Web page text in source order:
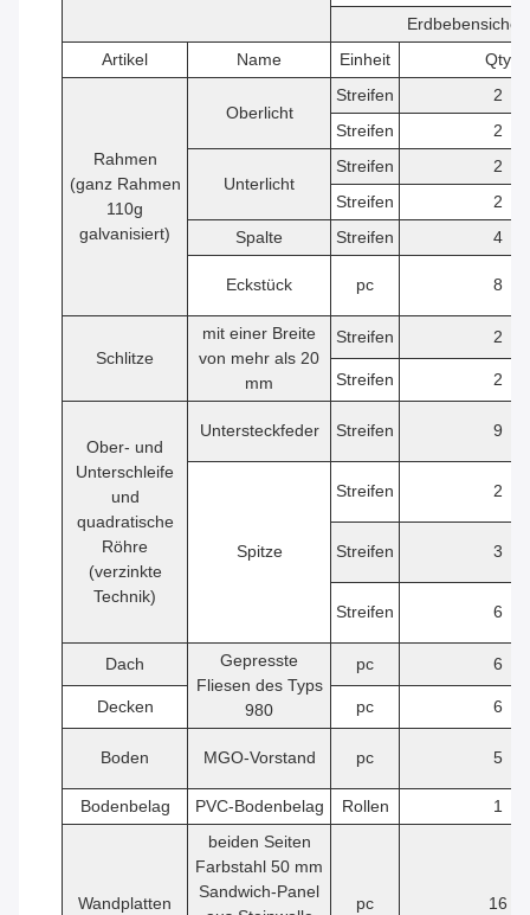
Artikel
Name Einheit Qty
Rahmen
(ganz Rahmen
110g
galvanisiert)
Oberlicht
Streifen
2
Streifen
2
Unterlicht
Streifen
2
Streifen
2
Spalte
Streifen 4
Eckstück pc 8
Schlitze
mit einer Breite
von mehr als 20
mm
Streifen 2
Streifen 2
Ober- und
Unterschleife
und
quadratische
Röhre
(verzinkte
Technik)
Untersteckfeder Streifen 9
Spitze
Streifen 2
Streifen 3
Streifen 6
Dach
Gepresste
Fliesen des Typs
980
pc 6
Decken pc 6
Boden MGO-Vorstand pc 5
Bodenbelag PVC-Bodenbelag Rollen 1
Wandplatten
beiden Seiten
Farbstahl 50 mm
Sandwich-Panel
pc 16